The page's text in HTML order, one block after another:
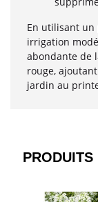
En utilisant un
irrigation
abondante de
rouge,
jardin au